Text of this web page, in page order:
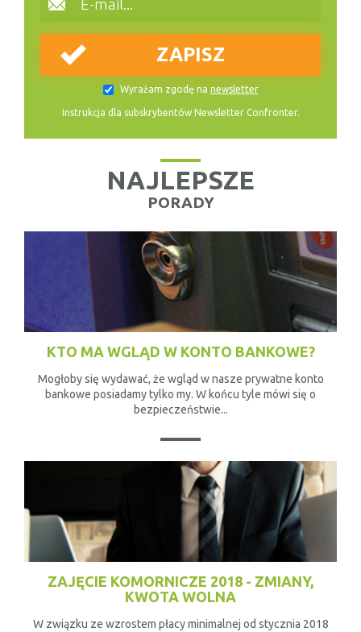
Wyrażam zgodę na newsletter
Instrukcja dla subskrybentów Newsletter Confronter.
NAJLEPSZE
PORADY
KTO MA WGLĄD W KONTO BANKOWE?
Mogłoby się wydawać, że wgląd w nasze prywatne konto
bankowe posiadamy tylko my. W końcu tyle mówi się o
bezpieczeństwie...
ZAJĘCIE KOMORNICZE 2018 - ZMIANY,
KWOTA WOLNA
W związku ze wzrostem płacy minimalnej od stycznia 2018